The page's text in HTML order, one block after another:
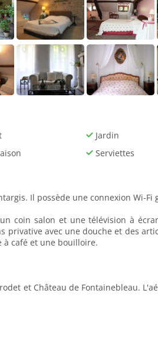
Jardin
Serviettes
Il possède une connexion Wi-
coin salon et une télévision à
avec une douche et des
à café et une bouilloire.
et Château de Fontainebleau.